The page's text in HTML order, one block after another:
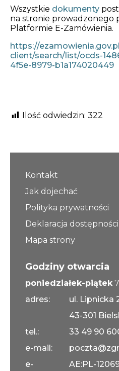
Prawo
Wszystkie dokumenty
na stronie prowadzonego
Platformie E-Zamówienia.
https://
client/search/list/ocds-
4f5e-8979-b1a174020449
Ilość odwiedzin: 322
Kontakt
Jak dojechać
Polityka prywatności
Deklaracja dostępności
Mapa strony
Godziny otwarcia
poniedziałek-piątek
adres:
ul. Lipnicka
43-301
tel.:
33 49 90
e-mail:
e-
AE:PL-